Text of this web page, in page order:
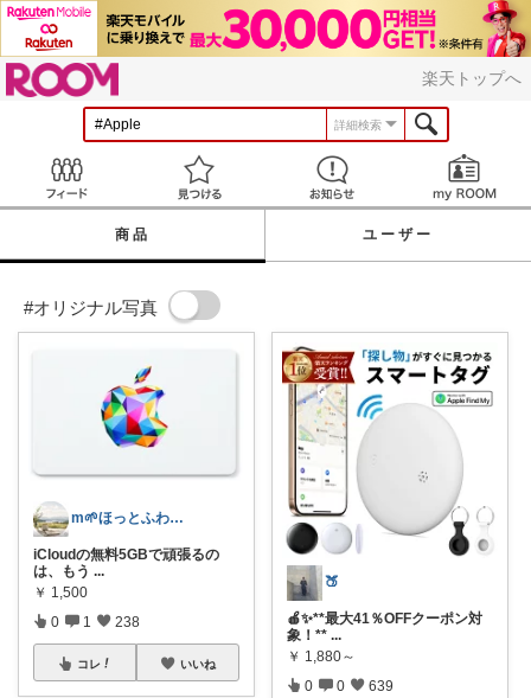
楽天トップへ
詳細検索
見つける お知らせ
商品 ユーザー
#オリジナル写真
m🌱ほっとふわり心地よい暮らし
iCloudの無料5GBで頑張るの
は、もう ...
￥ 1,500
0 1 238
コレ いいね
🍑
🍎✨**最大41％OFFクーポン対
象！** ...
￥ 1,880～
0 0 639